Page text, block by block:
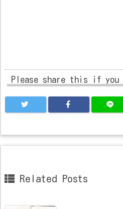
Please share this if
Related Posts